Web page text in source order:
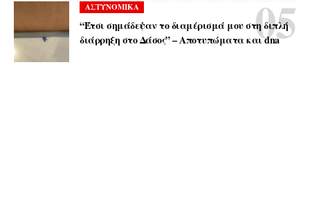
ΑΣΤΥΝΟΜΙΚΑ
“Έτσι σημάδεψαν το διαμέρισμά μου στη διπλή
διάρρηξη στο Δάσος” – Αποτυπώματα και dna